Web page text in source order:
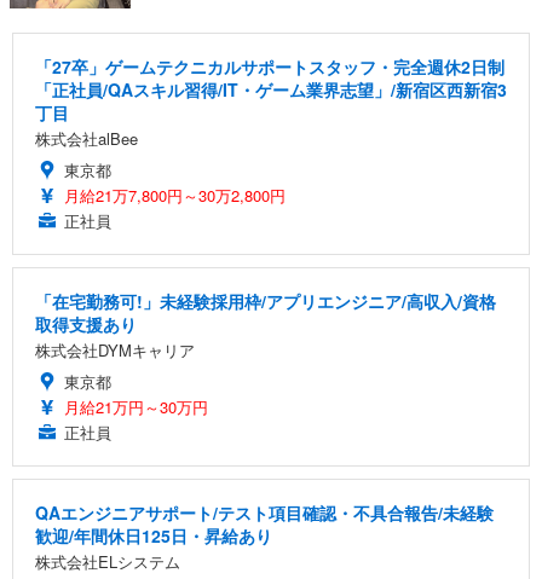
「27卒」ゲームテクニカルサポートスタッフ・完全週休2日制
「正社員/QAスキル習得/IT・ゲーム業界志望」/新宿区西新宿3
丁目
株式会社alBee
東京都
月給21万7,800円～30万2,800円
正社員
「在宅勤務可!」未経験採用枠/アプリエンジニア/高収入/資格
取得支援あり
株式会社DYMキャリア
東京都
月給21万円～30万円
正社員
QAエンジニアサポート/テスト項目確認・不具合報告/未経験
歓迎/年間休日125日・昇給あり
株式会社ELシステム